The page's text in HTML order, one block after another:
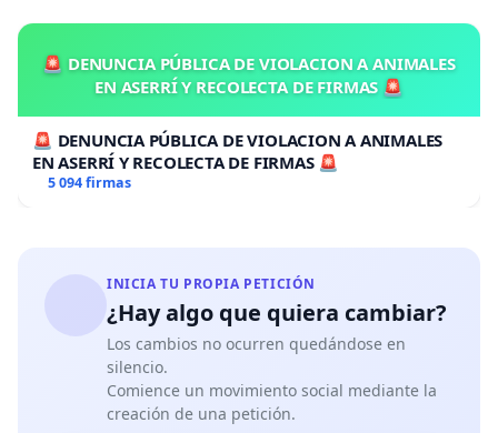
🚨 DENUNCIA PÚBLICA DE VIOLACION A ANIMALES
EN ASERRÍ Y RECOLECTA DE FIRMAS 🚨
🚨 DENUNCIA PÚBLICA DE VIOLACION A ANIMALES
EN ASERRÍ Y RECOLECTA DE FIRMAS 🚨
5 094 firmas
INICIA TU PROPIA PETICIÓN
¿Hay algo que quiera cambiar?
Los cambios no ocurren quedándose en
silencio.
Comience un movimiento social mediante la
creación de una petición.